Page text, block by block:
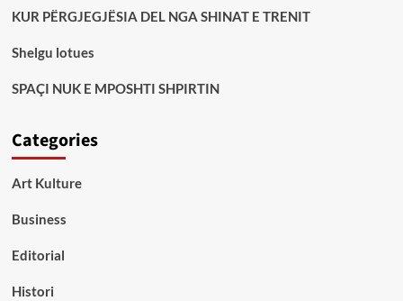
KUR PËRGJEGJËSIA DEL NGA SHINAT E TRENIT
Shelgu lotues
SPAÇI NUK E MPOSHTI SHPIRTIN
Categories
Art Kulture
Business
Editorial
Histori